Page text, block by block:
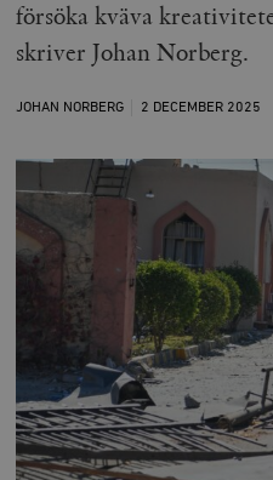
försöka kväva
skriver Johan Norberg.
JOHAN NORBERG 2 DECEMBER 2025